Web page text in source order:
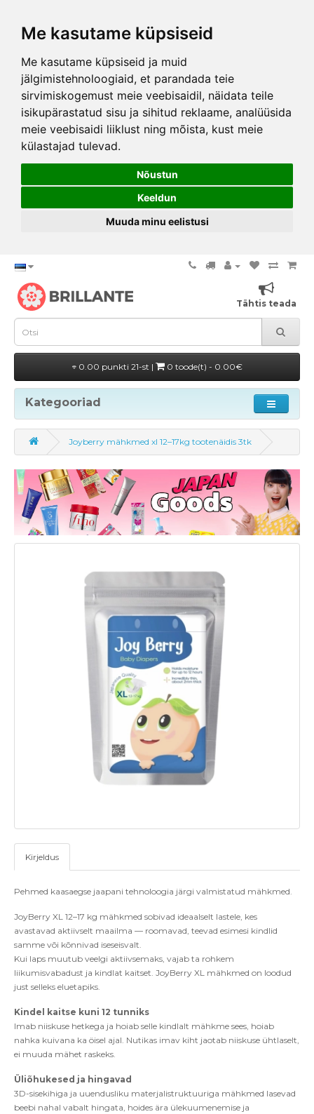
Me kasutame küpsiseid
Me kasutame küpsiseid ja muid
jälgimistehnoloogiaid, et parandada teie
sirvimiskogemust meie veebisaidil, näidata teile
isikupärastatud sisu ja sihitud reklaame, analüüsida
meie veebisaidi liiklust ning mõista, kust meie
külastajad tulevad.
Nõustun
Keeldun
Muuda minu eelistusi
Tähtis teada
0.00 punkti 21-st | 0 toode(t) - 0.00€
Kategooriad
Joyberry mähkmed xl 12–17kg tootenäidis 3tk
Kirjeldus
Pehmed kaasaegse jaapani tehnoloogia järgi valmistatud mähkmed.
JoyBerry XL 12–17 kg mähkmed sobivad ideaalselt lastele, kes
avastavad aktiivselt maailma — roomavad, teevad esimesi kindlid
samme või kõnnivad iseseisvalt.
Kui laps muutub veelgi aktiivsemaks, vajab ta rohkem
liikumisvabadust ja kindlat kaitset. JoyBerry XL mähkmed on loodud
just selleks eluetapiks.
Kindel kaitse kuni 12 tunniks
Imab niiskuse hetkega ja hoiab selle kindlalt mähkme sees, hoiab
nahka kuivana ka öisel ajal. Nutikas imav kiht jaotab niiskuse ühtlaselt,
ei muuda mähet raskeks.
Ü liõ hukesed ja hingavad
3D-sisekihiga ja uuendusliku materjalistruktuuriga mähkmed lasevad
beebi nahal vabalt hingata, hoides ära ülekuumenemise ja